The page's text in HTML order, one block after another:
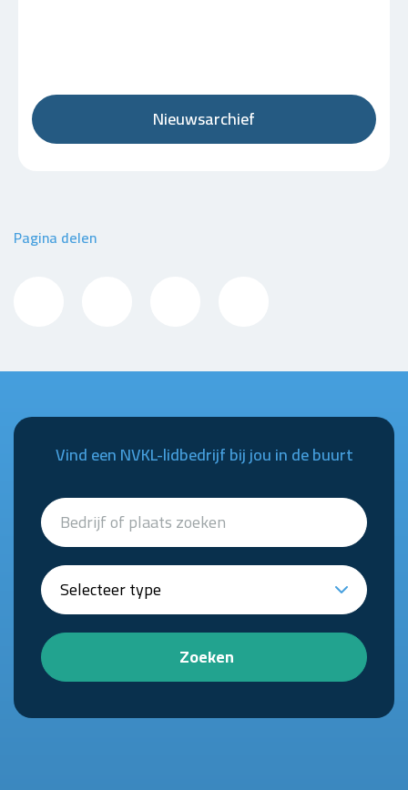
Nieuwsarchief
Pagina delen
Vind een NVKL-lidbedrijf bij jou in de buurt
Zoeken